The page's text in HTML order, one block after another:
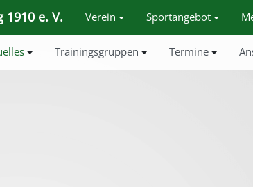
1910 e. V. Verein Sportangebot
Trainingsgruppen Termine